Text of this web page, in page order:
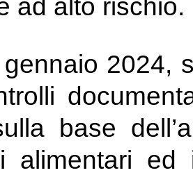
ad alto rischio.
2024,
base
alimentari